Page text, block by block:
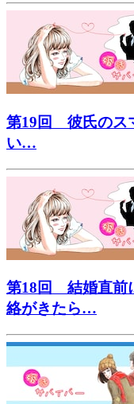
第19回 彼氏のス
い…
第18回 結婚直前
絡がきたら…